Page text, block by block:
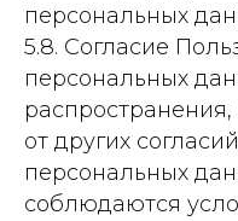
персональных
5.8. Согласие
персональных
от других
персональных
соблюдаются